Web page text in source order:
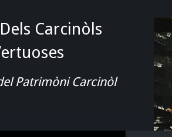
Carcinòls
Patrimòni Carcinòl